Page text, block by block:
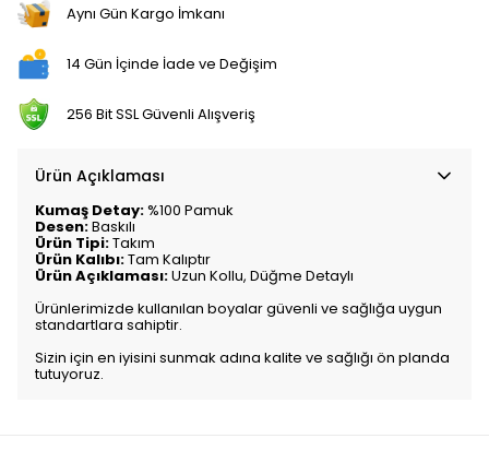
Aynı Gün Kargo İmkanı
14 Gün İçinde İade ve Değişim
256 Bit SSL Güvenli Alışveriş
Ürün Açıklaması
Kumaş Detay:%100 Pamuk
Desen:Baskılı
Ürün Tipi:Takım
Ürün Kalıbı:Tam Kalıptır
Ürün Açıklaması:Uzun Kollu, Düğme Detaylı
Ürünlerimizde kullanılan boyalar güvenli ve sağlığa uygun
standartlara sahiptir.
Sizin için en iyisini sunmak adına kalite ve sağlığı ön planda
tutuyoruz.